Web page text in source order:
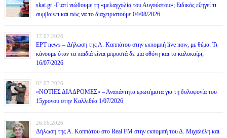
skai.gr -Γιατί νιώθουμε τη «μελαγχολία του Αυγούστου»; Ειδικός εξηγεί τι
συμβαίνει και πώς να το διαχειριστούμε 04/08/2026
17.07.2026
ΕΡΤ news – Δήλωση της Α. Καππάτου στην εκπομπή live now, με θέμα: Τι
κάνουμε όταν τα παιδιά είναι μπροστά δε μια οθόνη και το καλοκαίρι;
16/07/2026
02.07.2026
«ΝΟΤΙΕΣ ΔΙΑΔΡΟΜΕΣ» – Αναπάντητα ερωτήματα για τη δολοφονία του
15χρονου στην Καλλιθέα 1/07/2026
26.06.2026
Δήλωση της Α. Καππάτου στο Real FM στην εκπομπή του Δ. Μιχαλέλη και